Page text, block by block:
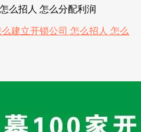
么招人 怎么分配利润